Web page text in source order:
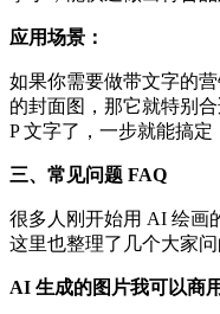
应用场景：
如果你需要做带文字的
的封面图，那它就特别
P 文字了，一步就能搞定
三、常见问题 FAQ
很多人刚开始用 AI 绘画
这里也整理了几个大家
AI 生成的图片我可以商